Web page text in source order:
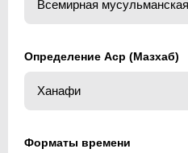
Определение Аср (Мазхаб)
Форматы времени